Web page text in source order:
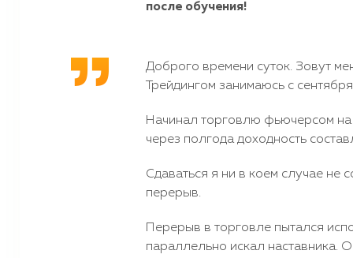
после обучения!
Доброго времени суток. Зовут
Трейдингом занимаюсь с
Начинал торговлю фьючерсом
через полгода доходность
Сдаваться я ни в коем случае не
перерыв.
Перерыв в торговле пытался
параллельно искал наставника.